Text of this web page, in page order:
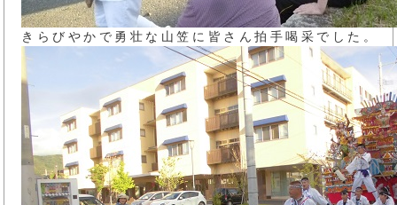
きらびやかで勇壮な山笠に皆さん拍手喝采でした。